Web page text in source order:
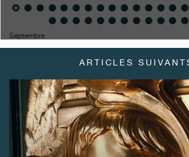
Septembre
ARTICLES